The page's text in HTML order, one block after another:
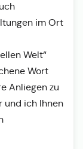
im Ort
Welt“
Wort
Anliegen zu
und ich Ihnen